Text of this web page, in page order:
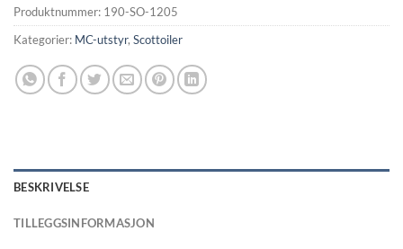
Produktnummer: 190-SO-1205
Kategorier: MC-utstyr, Scottoiler
BESKRIVELSE
TILLEGGSINFORMASJON